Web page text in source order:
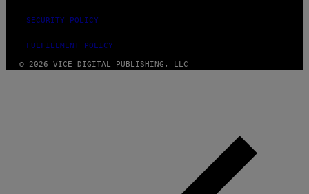
SECURITY POLICY
FULFILLMENT POLICY
© 2026 VICE DIGITAL PUBLISHING, LLC